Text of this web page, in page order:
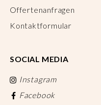
Offertenanfragen
Kontaktformular
SOCIAL MEDIA
Instagram
Facebook